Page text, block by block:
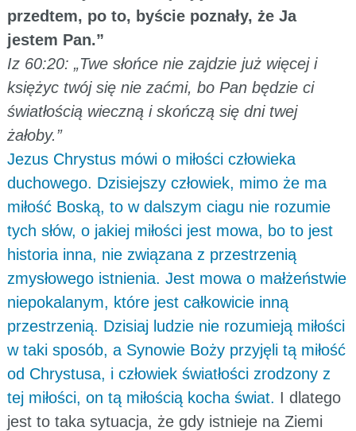
przedtem, po to, byście poznały, że Ja
jestem Pan.”
Iz 60:20: „Twe słońce nie zajdzie już więcej i
księżyc twój się nie zaćmi, bo Pan będzie ci
światłością wieczną i skończą się dni twej
żałoby.”
Jezus Chrystus mówi o miłości człowieka
duchowego. Dzisiejszy człowiek, mimo że ma
miłość Boską, to w dalszym ciagu nie rozumie
tych słów, o jakiej miłości jest mowa, bo to jest
historia inna, nie związana z przestrzenią
zmysłowego istnienia. Jest mowa o małżeństwie
niepokalanym, które jest całkowicie inną
przestrzenią. Dzisiaj ludzie nie rozumieją miłości
w taki sposób, a Synowie Boży przyjęli tą miłość
od Chrystusa, i człowiek światłości zrodzony z
tej miłości, on tą miłością kocha świat. I dlatego
jest to taka sytuacja, że gdy istnieje na Ziemi